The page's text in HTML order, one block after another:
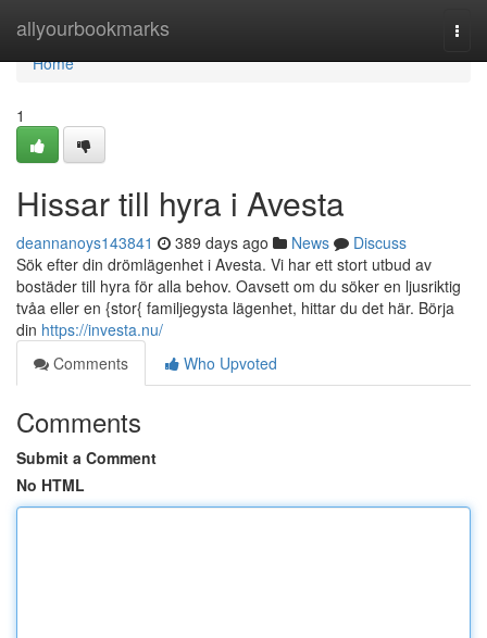
allyourbookmarks
Home
Home
1
Hissar till hyra i Avesta
deannanoys143841 389 days ago News
Discuss
Sök efter din drömlägenhet i Avesta. Vi har ett stort utbud av
bostäder till hyra för alla behov. Oavsett om du söker en ljusriktig
tvåa eller en {stor{ familjegysta lägenhet, hittar du det här. Börja
din https://investa.nu/
Comments
Who Upvoted
Comments
Submit a Comment
No HTML